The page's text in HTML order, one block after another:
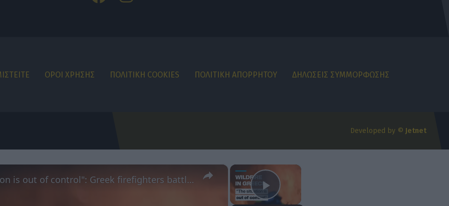
ΟΡΟΙ ΧΡΗΣΗΣ ΠΟΛΙΤΙΚΗ COOKIES ΠΟΛΙΤΙΚΗ ΑΠΟΡΡΗΤΟΥ ΔΗΛΩΣΕΙΣ ΣΥΜΜΟΡΦΩΣΗΣ
Developed by © Jetnet
×
Play Video
×
"The situation is out of control": Greek firefighters battle wildfire for fourth day